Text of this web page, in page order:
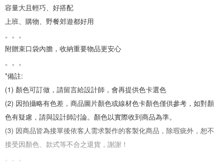
容量大且輕巧、好搭配
上班、購物、野餐郊遊都好用
。。。
附贈束口袋內膽，收納重要物品更安心
。。。
*備註:
(1) 顏色可訂做，請留言給設計師，會再提供色卡選色
(2) 因拍攝略有色差，商品圖片顏色或線材色卡顏色僅供參考，如對顏
色有疑慮，請與設計師討論。顏色以實際收到商品為準。
(3) 因商品皆為接單後依客人需求製作的客製化商品，除瑕疵外，恕不
接受因顏色、款式等不合之退貨，謝謝！
。。。